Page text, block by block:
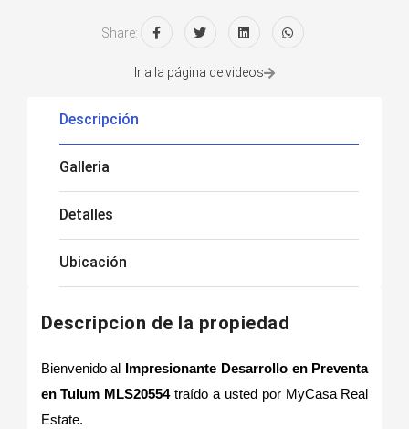
Share:
Ir a la página de videos
Descripción
Galleria
Detalles
Ubicación
Descripcion de la propiedad
Bienvenido al Impresionante Desarrollo en Preventa
en Tulum MLS20554 traído a usted por MyCasa Real
Estate.